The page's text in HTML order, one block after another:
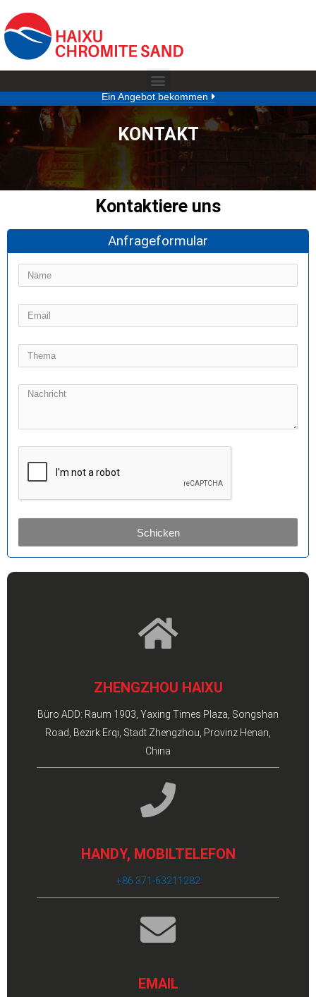
Ein Angebot bekommen
KONTAKT
Kontaktiere uns
Anfrageformular
Schicken
ZHENGZHOU HAIXU
Büro ADD: Raum 1903, Yaxing Times Plaza, Songshan
Road, Bezirk Erqi, Stadt Zhengzhou, Provinz Henan,
China
HANDY, MOBILTELEFON
+86 371-63211282
EMAIL